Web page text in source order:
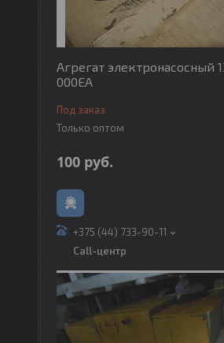
Агрегат электронасосный
000ЕА
Под заказ
Только оптом
100 руб.
+375 (44) 733-90-11
Call-центр